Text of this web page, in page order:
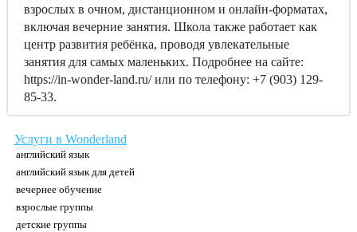
взрослых в очном, дистанционном и онлайн-форматах,
включая вечерние занятия. Школа также работает как
центр развития ребёнка, проводя увлекательные
занятия для самых маленьких. Подробнее на сайте:
https://in-wonder-land.ru/ или по телефону: +7 (903) 129-
85-33.
Услуги в Wonderland
английский язык
английский язык для детей
вечернее обучение
взрослые группы
детские группы